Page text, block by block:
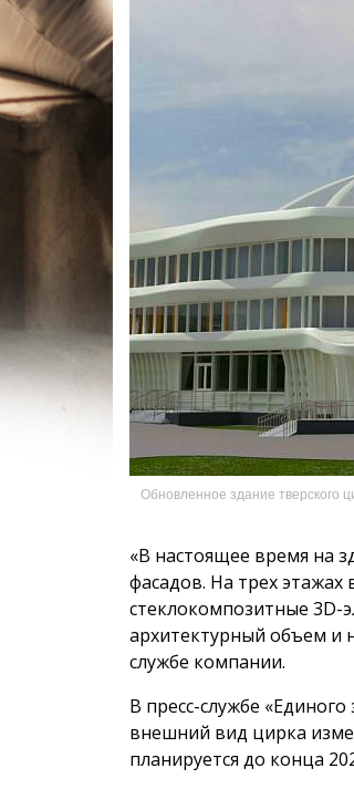
Обновленное здание тверского
«В настоящее время на
фасадов. На трех
стеклокомпозитные 3D-
архитектурный объем и
службе компании.
В пресс-службе
внешний вид цирка
планируется до конца